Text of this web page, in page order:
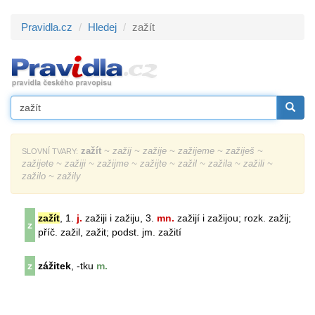
Pravidla.cz Hledej zažít
SLOVNÍ TVARY: zažít ~ zažij ~ zažije ~ zažijeme ~ zažiješ ~
zažijete ~ zažiji ~ zažijme ~ zažijte ~ zažil ~ zažila ~ zažili ~
zažilo ~ zažily
z
zažít , 1. j. zažiji i zažiju, 3. mn. zažijí i zažijou; rozk. zažij;
příč. zažil, zažit; podst. jm. zažití
z zážitek , -tku m.